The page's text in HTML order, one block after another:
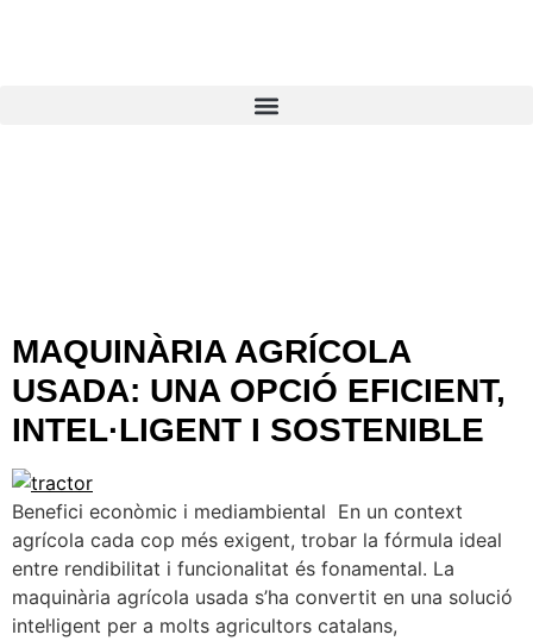
MAQUINÀRIA AGRÍCOLA
USADA: UNA OPCIÓ EFICIENT,
INTEL·LIGENT I SOSTENIBLE
Benefici econòmic i mediambiental En un context
agrícola cada cop més exigent, trobar la fórmula ideal
entre rendibilitat i funcionalitat és fonamental. La
maquinària agrícola usada s’ha convertit en una solució
intel·ligent per a molts agricultors catalans,